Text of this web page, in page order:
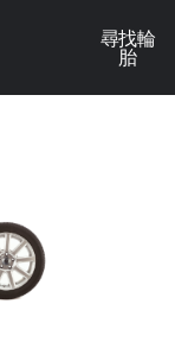
尋找輪
胎